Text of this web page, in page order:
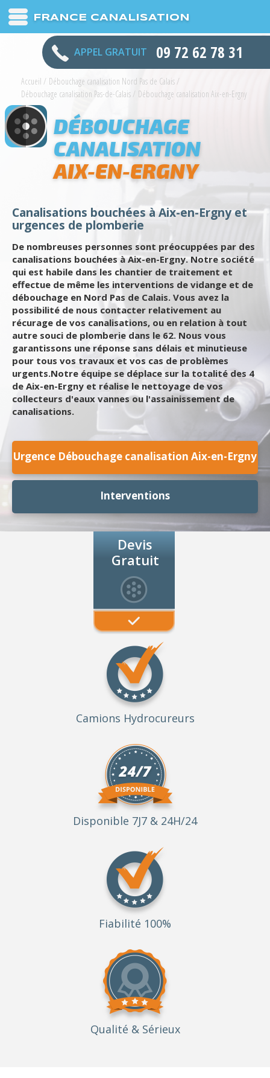
FRANCE CANALISATION
APPEL GRATUIT 09 72 62 78 31
Accueil / Débouchage canalisation Nord Pas de Calais/
Débouchage canalisation Pas-de-Calais/ Débouchage canalisation Aix-en-Ergny
DÉBOUCHAGE
CANALISATION
AIX-EN-ERGNY
Canalisations bouchées à Aix-en-Ergny et
urgences de plomberie
De nombreuses personnes sont préocuppées par des
canalisations bouchées à Aix-en-Ergny. Notre société
qui est habile dans les chantier de traitement et
effectue de même les interventions de vidange et de
débouchage en Nord Pas de Calais. Vous avez la
possibilité de nous contacter relativement au
récurage de vos canalisations, ou en relation à tout
autre souci de plomberie dans le 62. Nous vous
garantissons une réponse sans délais et minutieuse
pour tous vos travaux et vos cas de problèmes
urgents.Notre équipe se déplace sur la totalité des 4
de Aix-en-Ergny et réalise le nettoyage de vos
collecteurs d'eaux vannes ou l'assainissement de
canalisations.
Urgence Débouchage canalisation Aix-en-Ergny
Interventions
Devis
Gratuit
Camions Hydrocureurs
Disponible 7J7 & 24H/24
Fiabilité 100%
Qualité & Sérieux